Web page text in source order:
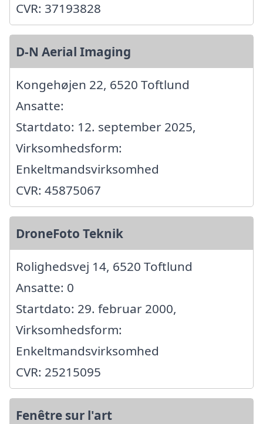
CVR: 37193828
D-N Aerial Imaging
Kongehøjen 22, 6520 Toftlund
Ansatte:
Startdato: 12. september 2025,
Virksomhedsform:
Enkeltmandsvirksomhed
CVR: 45875067
DroneFoto Teknik
Rolighedsvej 14, 6520 Toftlund
Ansatte: 0
Startdato: 29. februar 2000,
Virksomhedsform:
Enkeltmandsvirksomhed
CVR: 25215095
Fenêtre sur l'art